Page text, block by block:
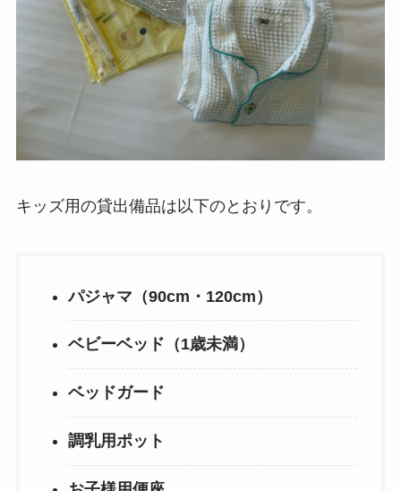
キッズ用の貸出備品は以下のとおりです。
パジャマ（90cm・120cm）
ベビーベッド（1歳未満）
ベッドガード
調乳用ポット